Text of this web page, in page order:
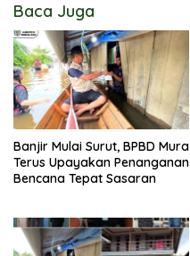
Baca Juga
Banjir Mulai Surut, BPBD Mura
Terus Upayakan Penanganan
Bencana Tepat Sasaran